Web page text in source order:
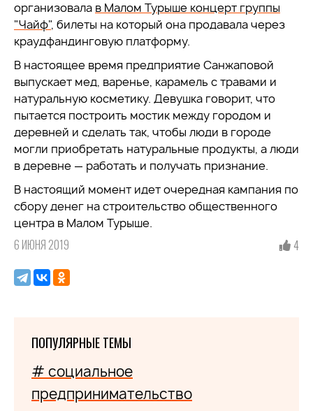
организовала в Малом Турыше концерт группы
"Чайф", билеты на который она продавала через
краудфандинговую платформу.
В настоящее время предприятие Санжаповой
выпускает мед, варенье, карамель с травами и
натуральную косметику. Девушка говорит, что
пытается построить мостик между городом и
деревней и сделать так, чтобы люди в городе
могли приобретать натуральные продукты, а люди
в деревне — работать и получать признание.
В настоящий момент идет очередная кампания по
сбору денег на строительство общественного
центра в Малом Турыше.
6 ИЮНЯ 2019 4
ПОПУЛЯРНЫЕ ТЕМЫ
# социальное
предпринимательство